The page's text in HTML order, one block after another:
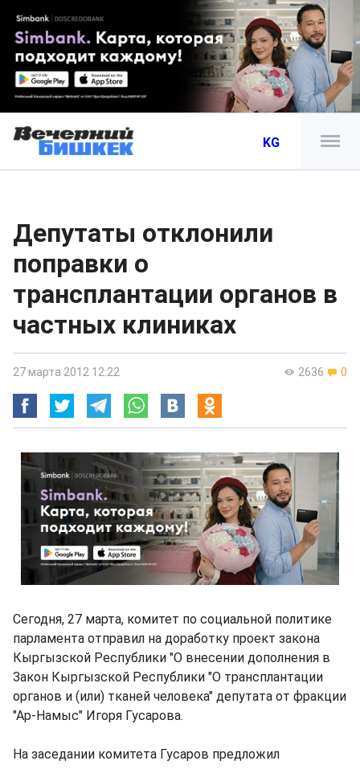
KG
Депутаты отклонили
поправки о
трансплантации органов в
частных клиниках
2636 0
27 марта 2012 12:22
Сегодня, 27 марта, комитет по социальной политике
парламента отправил на доработку проект закона
Кыргызской Республики "О внесении дополнения в
Закон Кыргызской Республики "О трансплантации
органов и (или) тканей человека" депутата от фракции
"Ар-Намыс" Игоря Гусарова.
На заседании комитета Гусаров предложил